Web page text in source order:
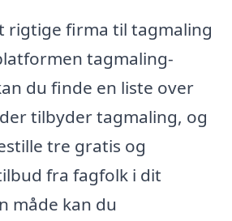
rigtige firma til tagmaling
tagmaling-
du finde en liste over
tilbyder tagmaling, og
tre gratis og
fra fagfolk i dit
måde kan du